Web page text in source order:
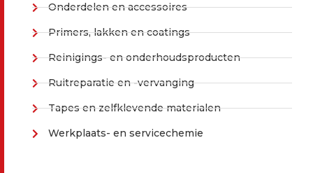
Onderdelen en accessoires
Primers, lakken en coatings
Reinigings- en onderhoudsproducten
Ruitreparatie en -vervanging
Tapes en zelfklevende materialen
Werkplaats- en servicechemie